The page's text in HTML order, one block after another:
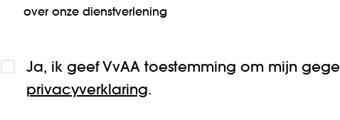
over onze dienstverlening
Ja, ik geef VvAA toestemming om mijn
privacyverklaring.